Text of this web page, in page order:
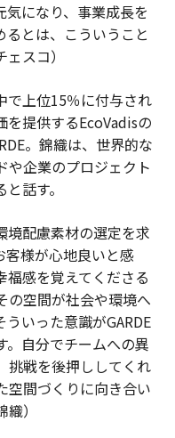
気になり、事業成長を
とは、こういうこと
スコ）
で上位15％に付与され
を提供するEcoVadisの
。錦織は、世界的な
や企業のプロジェクト
話す。
境配慮素材の選定を求
客様が心地良いと感
福感を覚えてくださる
の空間が社会や環境へ
いった意識がGARDE
。自分でチームへの異
挑戦を後押ししてくれ
空間づくりに向き合い
）